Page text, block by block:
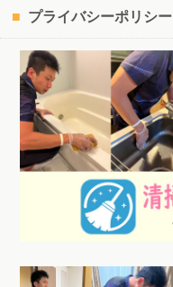
プライバシーポリシー